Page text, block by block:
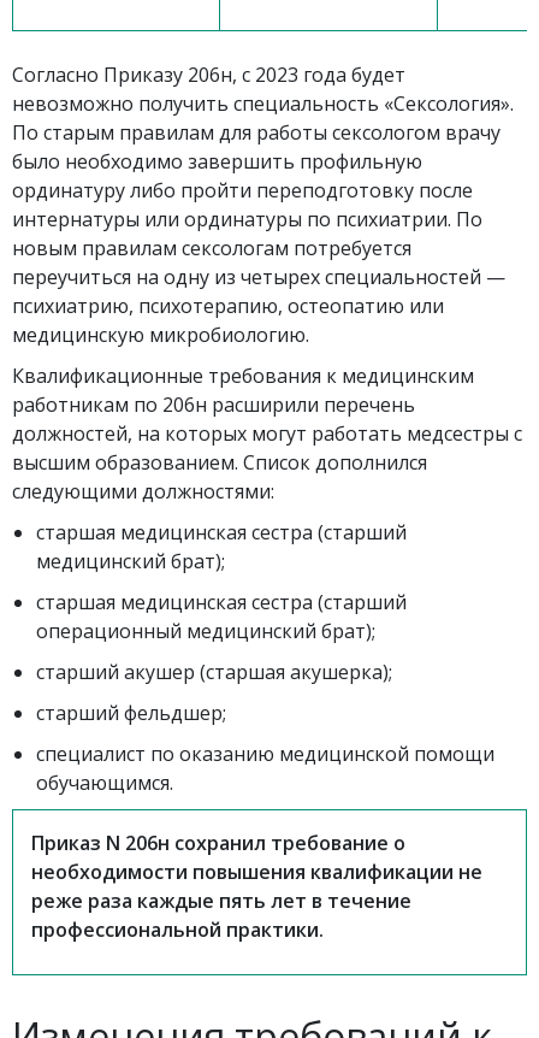
Согласно Приказу 206н, с 2023 года будет
невозможно получить специальность «Сексология».
По старым правилам для работы сексологом врачу
было необходимо завершить профильную
ординатуру либо пройти переподготовку после
интернатуры или ординатуры по психиатрии. По
новым правилам сексологам потребуется
переучиться на одну из четырех специальностей —
психиатрию, психотерапию, остеопатию или
медицинскую микробиологию.
Квалификационные требования к медицинским
работникам по 206н расширили перечень
должностей, на которых могут работать медсестры с
высшим образованием. Список дополнился
следующими должностями:
старшая медицинская сестра (старший
медицинский брат);
старшая медицинская сестра (старший
операционный медицинский брат);
старший акушер (старшая акушерка);
старший фельдшер;
специалист по оказанию медицинской помощи
обучающимся.
Приказ N 206н сохранил требование о
необходимости повышения квалификации не
реже раза каждые пять лет в течение
профессиональной практики.